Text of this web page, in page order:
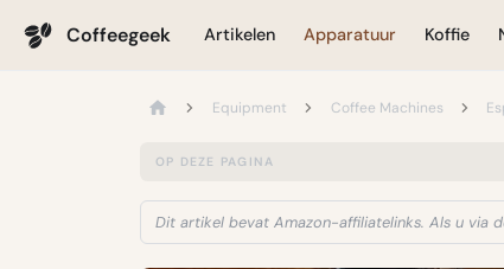
Coffeegeek Artikelen Apparatuur Koffie
Equipment Coffee Machines
OP DEZE PAGINA
Dit artikel bevat Amazon-affiliatelinks. Als u via